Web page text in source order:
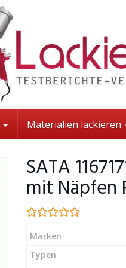
Materialien lackieren
SATA
mit Näpfen
Marken
Typen